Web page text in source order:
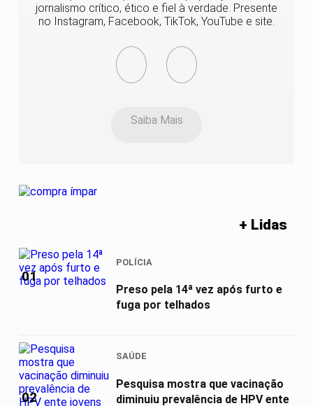
jornalismo crítico, ético e fiel à verdade. Presente
no Instagram, Facebook, TikTok, YouTube e site.
Saiba Mais
+ Lidas
01
POLÍCIA
Preso pela 14ª vez após furto e
fuga por telhados
02
SAÚDE
Pesquisa mostra que vacinação
diminuiu prevalência de HPV ente